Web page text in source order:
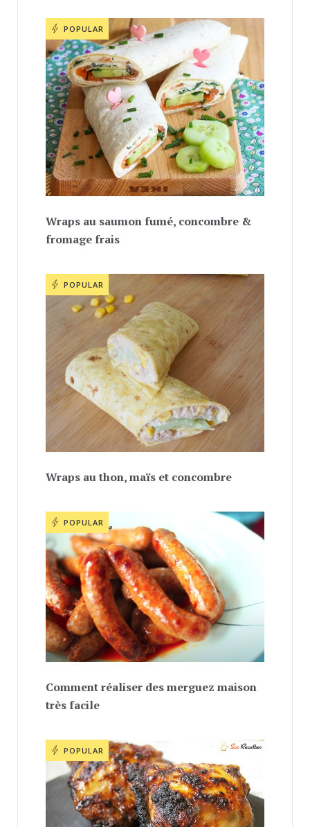
POPULAR
Wraps au saumon fumé, concombre &
fromage frais
POPULAR
Wraps au thon, maïs et concombre
POPULAR
Comment réaliser des merguez maison
très facile
POPULAR